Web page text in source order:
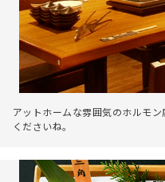
アットホームな雰囲気のホルモ
くださいね。